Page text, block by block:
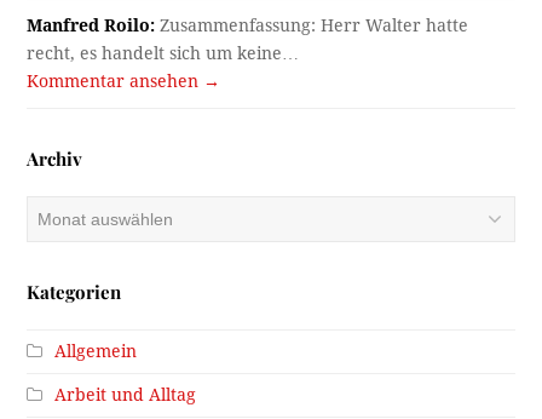
Manfred Roilo: Zusammenfassung: Herr Walter hatte
recht, es handelt sich um keine…
Kommentar ansehen →
Archiv
Kategorien
Allgemein
Arbeit und Alltag